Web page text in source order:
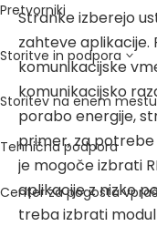
Pretvorniki
Storitve in podpora
Storitev na enem mestu
Tehnična podpora
Center za pogosta
Stranke izberejo
zahteve aplikacije.
komunikacijske
komunikacijsko
porabo energije,
primer, za potrebe
je mogoče izbrati
aplikacije z nizko
treba izbrati